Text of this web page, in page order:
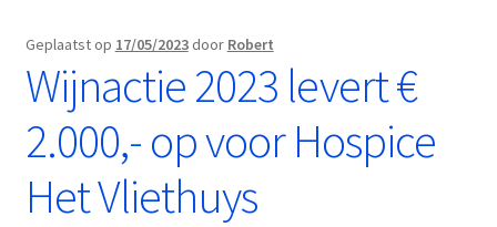
€
2.300,-
op
De
Driemaster
Geplaatst op 17/05/2023 door Robert
Wijnactie 2023 levert €
2.000,- op voor Hospice
Het Vliethuys